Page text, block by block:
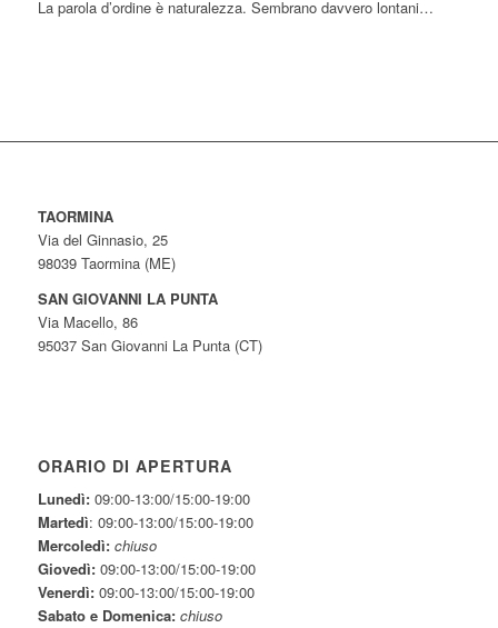
La parola d’ordine è naturalezza. Sembrano davvero lontani…
TAORMINA
Via del Ginnasio, 25
98039 Taormina (ME)
SAN GIOVANNI LA PUNTA
Via Macello, 86
95037 San Giovanni La Punta (CT)
ORARIO DI APERTURA
Lunedì:09:00-13:00/15:00-19:00
Martedì: 09:00-13:00/15:00-19:00
Mercoledì: chiuso
Giovedì:09:00-13:00/15:00-19:00
Venerdì:09:00-13:00/15:00-19:00
Sabato e Domenica: chiuso